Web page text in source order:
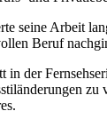
seine Arbeit
Beruf
der